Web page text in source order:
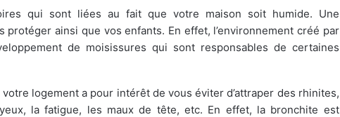
qui sont liées au fait que votre maison soit humide. Une
ainsi que vos enfants. En effet, l’environnement créé par
de moisissures qui sont responsables de certaines
logement a pour intérêt de vous éviter d’attraper des rhinites,
la fatigue, les maux de tête, etc. En effet, la bronchite est